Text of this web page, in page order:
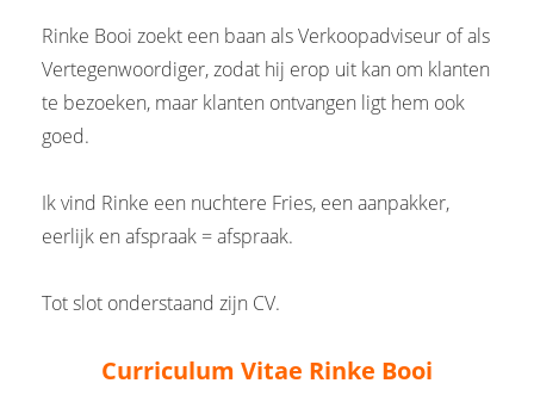
Rinke Booi zoekt een baan als Verkoopadviseur of als
Vertegenwoordiger, zodat hij erop uit kan om klanten
te bezoeken, maar klanten ontvangen ligt hem ook
goed.
Ik vind Rinke een nuchtere Fries, een aanpakker,
eerlijk en afspraak = afspraak.
Tot slot onderstaand zijn CV.
Curriculum Vitae Rinke Booi